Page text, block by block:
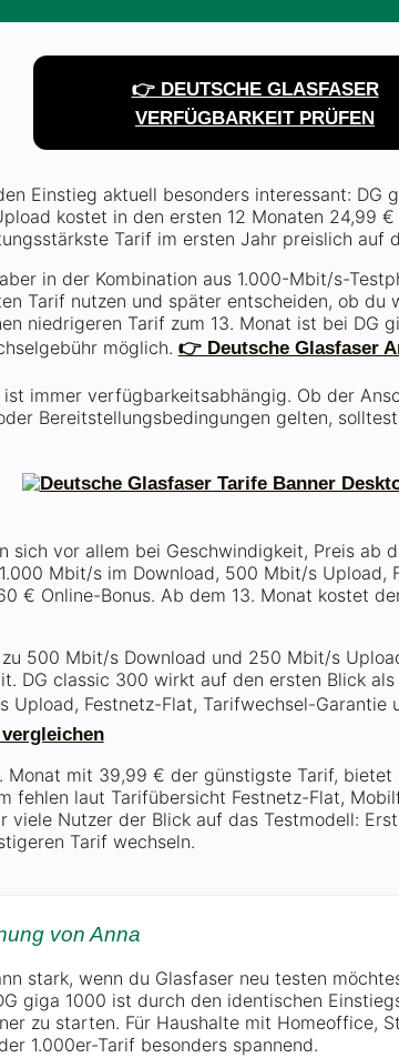
👉 DEUTSCHE GLASFASER
VERFÜGBARKEIT PRÜFEN
Einstieg aktuell besonders interessant: DG
kostet in den ersten 12 Monaten 24,99
Tarif im ersten Jahr preislich auf
in der Kombination aus 1.000-Mbit/s-
Tarif nutzen und später entscheiden, ob
niedrigeren Tarif zum 13. Monat ist bei DG
möglich. 👉 Deutsche Glasfaser
immer verfügbarkeitsabhängig. Ob der
Bereitstellungsbedingungen gelten,
sich vor allem bei Geschwindigkeit, Preis ab
Mbit/s im Download, 500 Mbit/s Upload,
€ Online-Bonus. Ab dem 13. Monat kostet
500 Mbit/s Download und 250 Mbit/s
DG classic 300 wirkt auf den ersten Blick
Upload, Festnetz-Flat, Tarifwechsel-Garantie
Monat mit 39,99 € der günstigste Tarif,
fehlen laut Tarifübersicht Festnetz-Flat,
viele Nutzer der Blick auf das Testmodell:
Tarif wechseln.
von Anna
stark, wenn du Glasfaser neu testen
giga 1000 ist durch den identischen
zu starten. Für Haushalte mit Homeoffice,
1.000er-Tarif besonders spannend.